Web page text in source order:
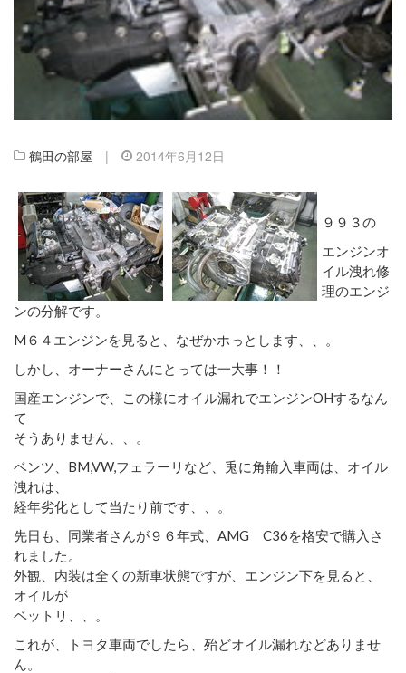
鶴田の部屋 | 2014年6月12日
９９３の
エンジンオ
イル洩れ修
理のエンジ
ンの分解です。
M６４エンジンを見ると、なぜかホっとします、、。
しかし、オーナーさんにとっては一大事！！
国産エンジンで、この様にオイル漏れでエンジンOHするなん
て
そうありません、、。
ベンツ、BM,VW,フェラーリなど、兎に角輸入車両は、オイル
洩れは、
経年劣化として当たり前です、、。
先日も、同業者さんが９６年式、AMG C36を格安で購入さ
れました。
外観、内装は全くの新車状態ですが、エンジン下を見ると、
オイルが
ベットリ、、。
これが、トヨタ車両でしたら、殆どオイル漏れなどありませ
ん。